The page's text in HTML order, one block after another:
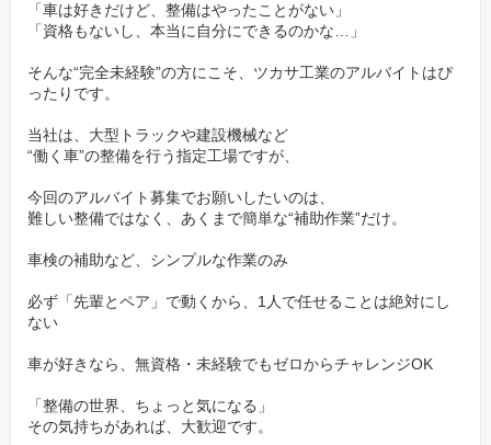
にご相談ください。
お互いのことを良く知っていただく機会にできればと考えており
ます。
✅カジュアル面談について
■下記のリンクをコピー＆ベーストして、面談希望日をご予約くだ
ト✨
工場全体が、実働6.5時間・残業ほぼゼロの働き方を徹底。
「しっかり稼ぎたいフリーター」も
「Wワークしたい社会人」も歓迎です。
「車は好きだけど、整備はやったことがない」
「資格もないし、本当に自分にできるのかな…」
そんな“完全未経験”の方にこそ、ツカサ工業のアルバイトはぴ
ったりです。
当社は、大型トラックや建設機械など
“働く車”の整備を行う指定工場ですが、
今回のアルバイト募集でお願いしたいのは、
難しい整備ではなく、あくまで簡単な“補助作業”だけ。
車検の補助など、シンプルな作業のみ
必ず「先輩とペア」で動くから、1人で任せることは絶対にし
ない
車が好きなら、無資格・未経験でもゼロからチャレンジOK
「整備の世界、ちょっと気になる」
その気持ちがあれば、大歓迎です。